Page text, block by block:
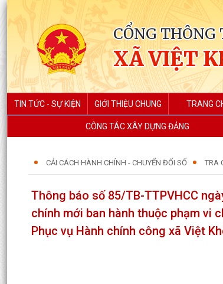
CỔNG
XÃ VIỆT
TIN TỨC - SỰ KIỆN GIỚI THIỆU CHUNG TRANG
CÔNG TÁC XÂY DỰNG ĐẢNG
CẢI CÁCH HÀNH CHÍNH - CHUYỂN ĐỔI SỐ TRA
Thông báo số 85/TB-TTPVHCC
chính mới ban hành thuộc phạm vi
Phục vụ Hành chính công xã Việt